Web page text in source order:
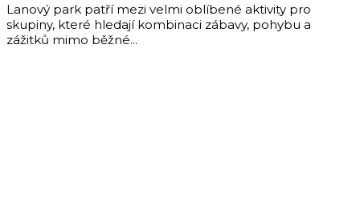
Lanový park patří mezi velmi oblíbené aktivity pro
skupiny, které hledají kombinaci zábavy, pohybu a
zážitků mimo běžné...